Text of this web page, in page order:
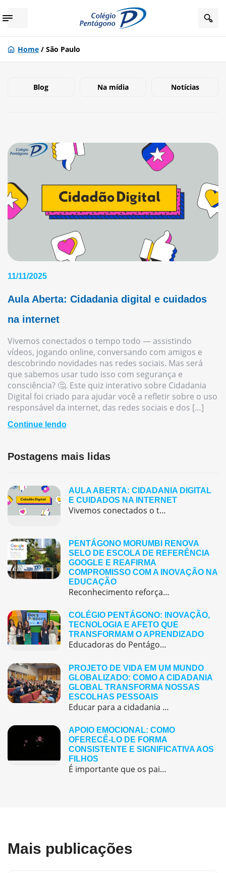
Home / São Paulo
Blog Na mídia Notícias
11/11/2025
Aula Aberta: Cidadania digital e cuidados
na internet
Vivemos conectados o tempo todo — assistindo
vídeos, jogando online, conversando com amigos e
descobrindo novidades nas redes sociais. Mas será
que sabemos usar tudo isso com segurança e
consciência? 🤔. Este quiz interativo sobre Cidadania
Digital foi criado para ajudar você a refletir sobre o uso
responsável da internet, das redes sociais e dos […]
Continue lendo
Postagens mais lidas
AULA ABERTA: CIDADANIA DIGITAL
E CUIDADOS NA INTERNET
Vivemos conectados o tempo todo — assistindo vídeos, jogando online, conversando com amigos e descobrindo novidades nas redes sociais. Mas será que sabemos usar tudo isso com segurança e consciência? 🤔. Este quiz interativo sobre Cidadania Digital foi criado para ajudar você a refletir sobre o uso responsável da internet, das redes sociais e dos […]
PENTÁGONO MORUMBI RENOVA
SELO DE ESCOLA DE REFERÊNCIA
GOOGLE E REAFIRMA
COMPROMISSO COM A INOVAÇÃO NA
EDUCAÇÃO
Reconhecimento reforça o papel de referência do colégio em tecnologia educacional, formação docente e práticas pedagógicas inovadora O Pentágono Morumbi acaba de renovar o Selo de Escola de Referência Google, um reconhecimento que vai muito além do uso de tecnologias em sala de aula e representa o compromisso coletivo da escola com a inovação, a […]
COLÉGIO PENTÁGONO: INOVAÇÃO,
TECNOLOGIA E AFETO QUE
TRANSFORMAM O APRENDIZADO
Educadoras do Pentágono são finalistas em prêmio nacional de boas práticas educacionais O Colégio Pentágono reafirma seu compromisso com uma educação inovadora, bilíngue e centrada no aluno, que alia tecnologia, criatividade e afeto para formar cidadãos preparados para o futuro.Acreditamos que a inovação é um pilar essencial para transformar a experiência de aprendizagem. Recentemente, nossas […]
PROJETO DE VIDA EM UM MUNDO
GLOBALIZADO: COMO A CIDADANIA
GLOBAL TRANSFORMA NOSSAS
ESCOLHAS PESSOAIS
Educar para a cidadania global é educar para a construção de projetos de vida mais engajados e conscientes.
APOIO EMOCIONAL: COMO
OFERECÊ-LO DE FORMA
CONSISTENTE E SIGNIFICATIVA AOS
FILHOS
É importante que os pais sejam sensíveis e atentos às emoções de seus filhos e que ofereçam um ambiente seguro e acolhedor para que eles consigam expressar seus sentimentos sem medo de serem julgados ou rejeitados.
Mais publicações